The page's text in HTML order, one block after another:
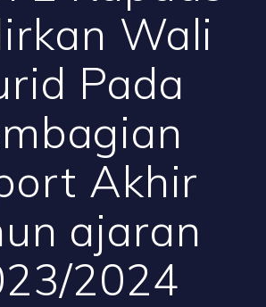
Wali
Pada
Akhir
ajaran
2024